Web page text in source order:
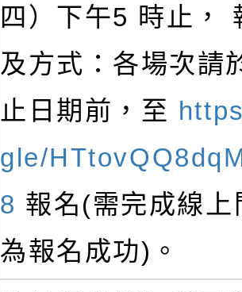
四）下午5 時止，
及方式：各場次請
止日期前，至
gle/
8 報名(需完成線上
為報名成功)。